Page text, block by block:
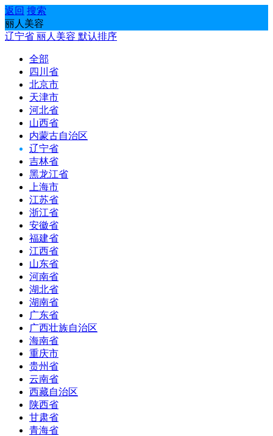
返回 搜索
丽人美容
辽宁省 丽人美容 默认排序
全部
四川省
北京市
天津市
河北省
山西省
内蒙古自治区
辽宁省
吉林省
黑龙江省
上海市
江苏省
浙江省
安徽省
福建省
江西省
山东省
河南省
湖北省
湖南省
广东省
广西壮族自治区
海南省
重庆市
贵州省
云南省
西藏自治区
陕西省
甘肃省
青海省